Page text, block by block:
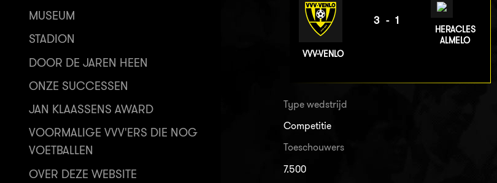
MUSEUM
STADION
DOOR DE JAREN HEEN
ONZE SUCCESSEN
JAN KLAASSENS AWARD
VOORMALIGE VVV'ERS DIE NOG
VOETBALLEN
OVER DEZE WEBSITE
VVV-VENLO
3-1
HERACLES
ALMELO
Type wedstrijd
Competitie
Toeschouwers
7.500